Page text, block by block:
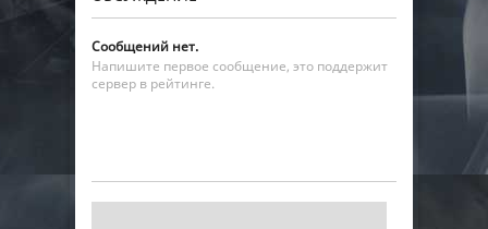
Сообщений нет.
Напишите первое сообщение, это поддержит
сервер в рейтинге.